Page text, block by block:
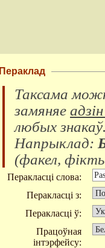
Пераклад
Таксама
замяняе
любых знакаў
Напрыклад:
(факел,
Перакласці слова:
Перакласці з:
Перакласці ў:
Працоўная
інтэрфейсу: